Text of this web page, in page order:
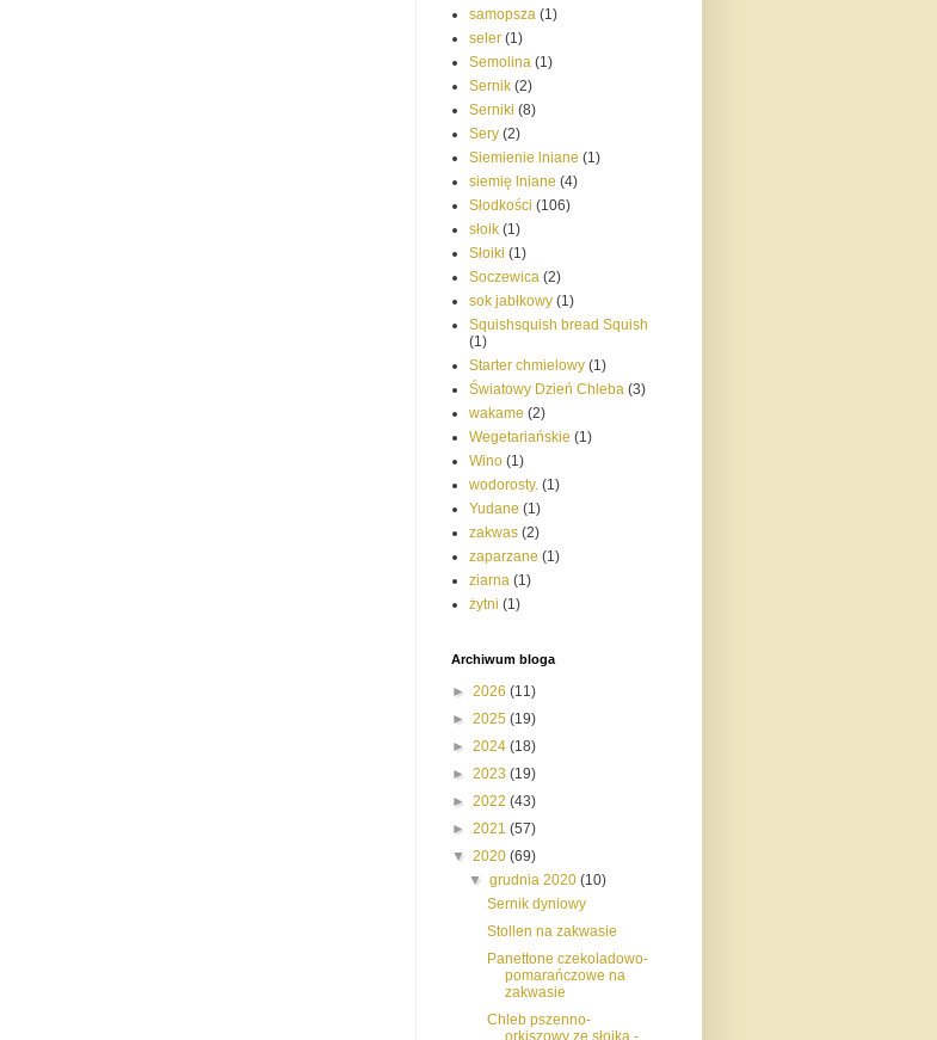
samopsza (1)
seler (1)
Semolina (1)
Sernik (2)
Serniki (8)
Sery (2)
Siemienie lniane (1)
siemię lniane (4)
Słodkości (106)
słoik (1)
Słoiki (1)
Soczewica (2)
sok jabłkowy (1)
Squishsquish bread Squish
(1)
Starter chmielowy (1)
Światowy Dzień Chleba (3)
wakame (2)
Wegetariańskie (1)
Wino (1)
wodorosty. (1)
Yudane (1)
zakwas (2)
zaparzane (1)
ziarna (1)
żytni (1)
Archiwum bloga
► 2026 (11)
► 2025 (19)
► 2024 (18)
► 2023 (19)
► 2022 (43)
► 2021 (57)
▼ 2020 (69)
▼grudnia 2020(10)
Sernik dyniowy
Stollen na zakwasie
Panettone czekoladowo-
pomarańczowe na
zakwasie
Chleb pszenno-
orkiszowy ze słoika -